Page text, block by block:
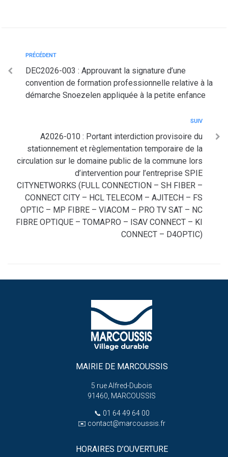
PRÉCÉDENT
DEC2026-003 : Approuvant la signature d’une
convention de formation professionnelle relative à la
démarche Snoezelen appliquée à la petite enfance
SUIV
A2026-010 : Portant interdiction provisoire du
stationnement et règlementation temporaire de la
circulation sur le domaine public de la commune lors
d’intervention pour l’entreprise SPIE
CITYNETWORKS (FULL CONNECTION – SH FIBER –
CONNECT CITY – HCL TELECOM – AJITECH – FS
OPTIC – MP FIBRE – VIACOM – PRO TV SAT – NC
FIBRE OPTIQUE – TOMAPRO – ISAV CONNECT – KI
CONNECT – D4OPTIC)
MAIRIE DE MARCOUSSIS
5 rue Alfred-Dubois
91460, MARCOUSSIS
📞 01 64 49 64 00
✉️ contact@marcoussis.fr
HORAIRES D’OUVERTURE